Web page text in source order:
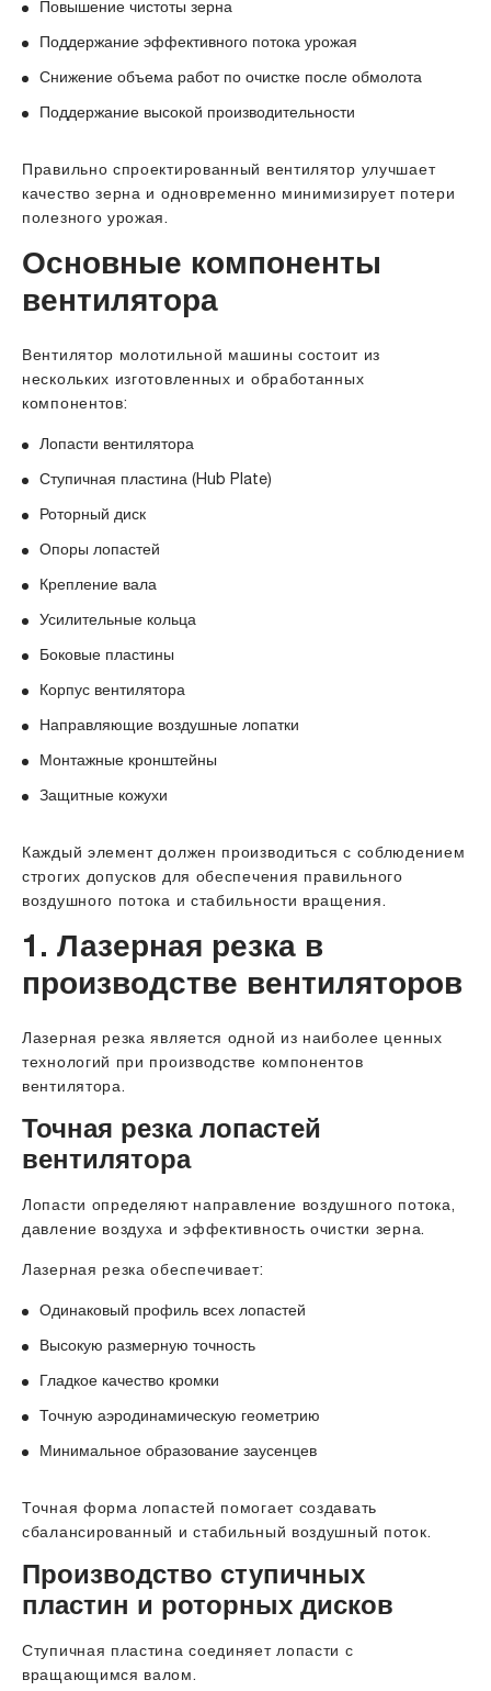
Повышение чистоты зерна
Поддержание эффективного потока урожая
Снижение объема работ по очистке после обмолота
Поддержание высокой производительности
Правильно спроектированный вентилятор улучшает
качество зерна и одновременно минимизирует потери
полезного урожая.
Основные компоненты
вентилятора
Вентилятор молотильной машины состоит из
нескольких изготовленных и обработанных
компонентов:
Лопасти вентилятора
Ступичная пластина (Hub Plate)
Роторный диск
Опоры лопастей
Крепление вала
Усилительные кольца
Боковые пластины
Корпус вентилятора
Направляющие воздушные лопатки
Монтажные кронштейны
Защитные кожухи
Каждый элемент должен производиться с соблюдением
строгих допусков для обеспечения правильного
воздушного потока и стабильности вращения.
1. Лазерная резка в
производстве вентиляторов
Лазерная резка является одной из наиболее ценных
технологий при производстве компонентов
вентилятора.
Точная резка лопастей
вентилятора
Лопасти определяют направление воздушного потока,
давление воздуха и эффективность очистки зерна.
Лазерная резка обеспечивает:
Одинаковый профиль всех лопастей
Высокую размерную точность
Гладкое качество кромки
Точную аэродинамическую геометрию
Минимальное образование заусенцев
Точная форма лопастей помогает создавать
сбалансированный и стабильный воздушный поток.
Производство ступичных
пластин и роторных дисков
Ступичная пластина соединяет лопасти с
вращающимся валом.